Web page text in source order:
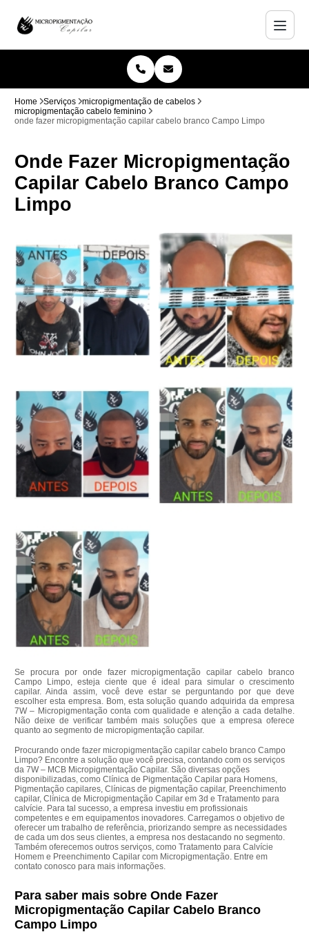
Home Serviços
micropigmentação de cabelos
micropigmentação cabelo feminino
onde fazer micropigmentação capilar cabelo branco Campo Limpo
Onde Fazer Micropigmentação
Capilar Cabelo Branco Campo
Limpo
Se procura por onde fazer micropigmentação capilar cabelo branco
Campo Limpo, esteja ciente que é ideal para simular o crescimento
capilar. Ainda assim, você deve estar se perguntando por que deve
escolher esta empresa. Bom, esta solução quando adquirida da empresa
7W – Micropigmentação conta com qualidade e atenção a cada detalhe.
Não deixe de verificar também mais soluções que a empresa oferece
quanto ao segmento de micropigmentação capilar.
Procurando onde fazer micropigmentação capilar cabelo branco Campo
Limpo? Encontre a solução que você precisa, contando com os serviços
da 7W – MCB Micropigmentação Capilar. São diversas opções
disponibilizadas, como Clínica de Pigmentação Capilar para Homens,
Pigmentação capilares, Clínicas de pigmentação capilar, Preenchimento
capilar, Clínica de Micropigmentação Capilar em 3d e Tratamento para
calvície. Para tal sucesso, a empresa investiu em profissionais
competentes e em equipamentos inovadores. Carregamos o objetivo de
oferecer um trabalho de referência, priorizando sempre as necessidades
de cada um dos seus clientes, a empresa nos destacando no segmento.
Também oferecemos outros serviços, como Tratamento para Calvície
Homem e Preenchimento Capilar com Micropigmentação. Entre em
contato conosco para mais informações.
Para saber mais sobre Onde Fazer
Micropigmentação Capilar Cabelo Branco
Campo Limpo